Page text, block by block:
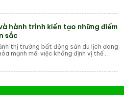
hành trình kiến tạo những điểm
sắc
thị trường bất động sản du lịch đang
mạnh mẽ, việc khẳng định vị thế